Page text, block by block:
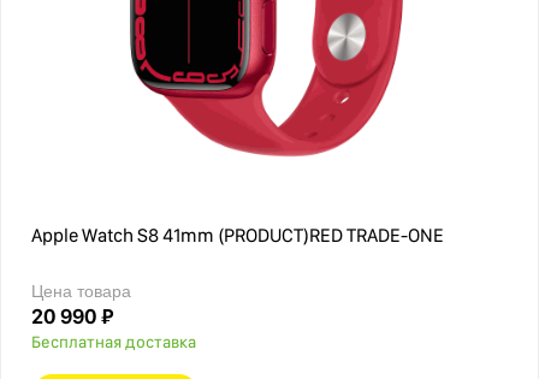
Apple Watch S8 41mm (PRODUCT)RED TRADE-ONE
Цена товара
20 990 ₽
Бесплатная доставка